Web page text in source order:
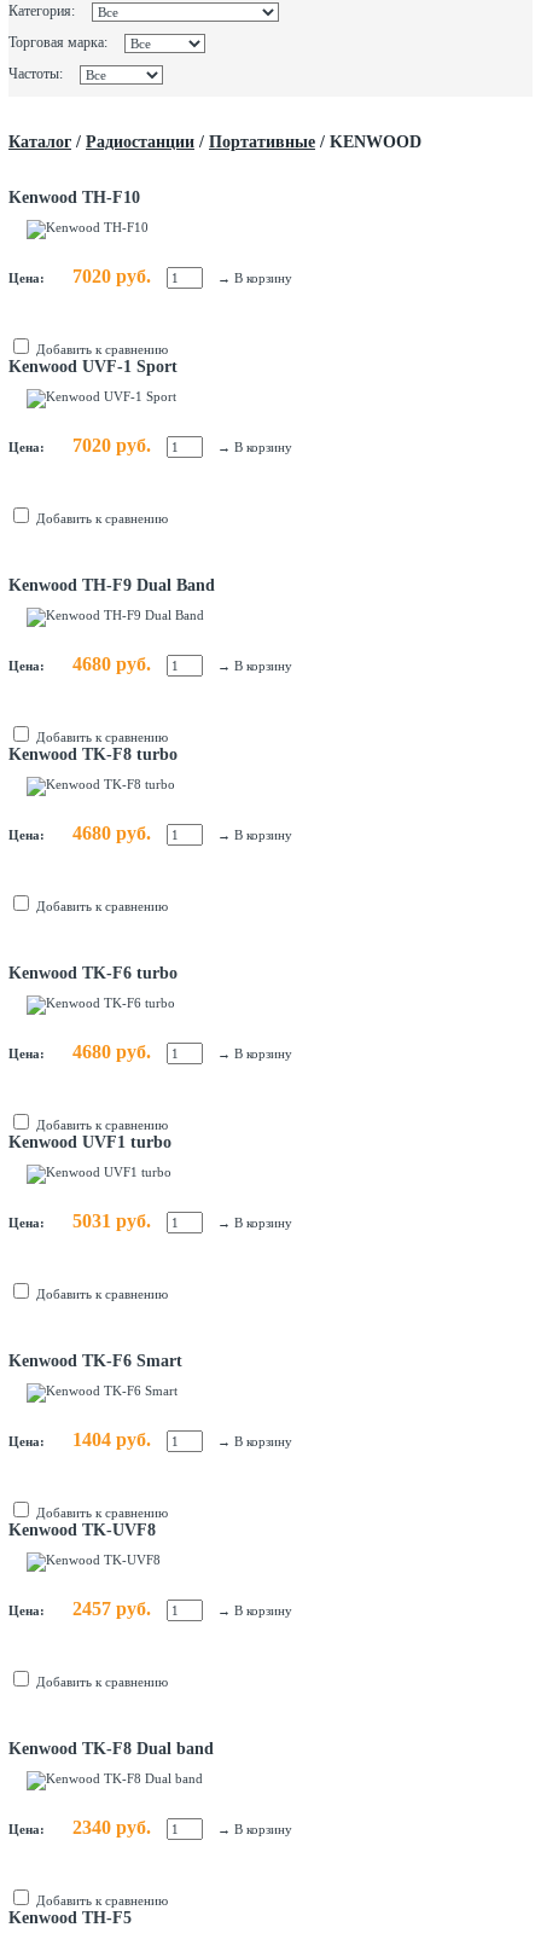
Категория:
Торговая марка:
Частоты:
Каталог / Радиостанции / Портативные / KENWOOD
Kenwood TH-F10
Цена: 7020 руб. → В корзину
Добавить к сравнению
Kenwood UVF-1 Sport
Цена: 7020 руб. → В корзину
Добавить к сравнению
Kenwood TH-F9 Dual Band
Цена: 4680 руб. → В корзину
Добавить к сравнению
Kenwood TK-F8 turbo
Цена: 4680 руб. → В корзину
Добавить к сравнению
Kenwood TK-F6 turbo
Цена: 4680 руб. → В корзину
Добавить к сравнению
Kenwood UVF1 turbo
Цена: 5031 руб. → В корзину
Добавить к сравнению
Kenwood TK-F6 Smart
Цена: 1404 руб. → В корзину
Добавить к сравнению
Kenwood TK-UVF8
Цена: 2457 руб. → В корзину
Добавить к сравнению
Kenwood TK-F8 Dual band
Цена: 2340 руб. → В корзину
Добавить к сравнению
Kenwood TH-F5